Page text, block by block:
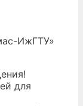
ИжГТУ»
для